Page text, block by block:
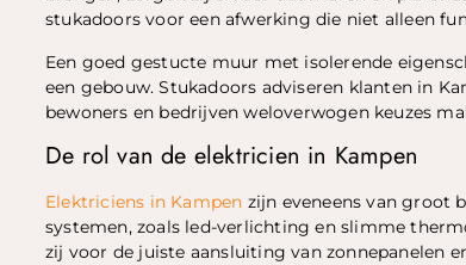
stukadoors voor een afwerking die niet alleen
Een goed gestucte muur met isolerende
een gebouw. Stukadoors adviseren klanten in
bewoners en bedrijven weloverwogen keuzes
De rol van de elektricien in Kampen
Elektriciens in Kampen zijn eveneens van groot
systemen, zoals led-verlichting en slimme
zij voor de juiste aansluiting van zonnepanelen